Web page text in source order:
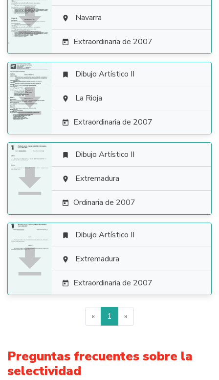
  Navarra
 Extraordinaria de 2007

 Dibujo Artístico II
 La Rioja
 Extraordinaria de 2007

 Dibujo Artístico II
 Extremadura
 Ordinaria de 2007

 Dibujo Artístico II
 Extremadura
 Extraordinaria de 2007
« 1 »
Preguntas frecuentes sobre la
selectividad